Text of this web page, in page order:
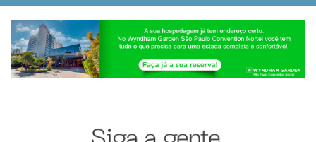
estão revelando um
cheio de opor...
recebe diversos
visitantes em seu
stand, apresenta seus
produtos e serviços,
ocorre a troca de